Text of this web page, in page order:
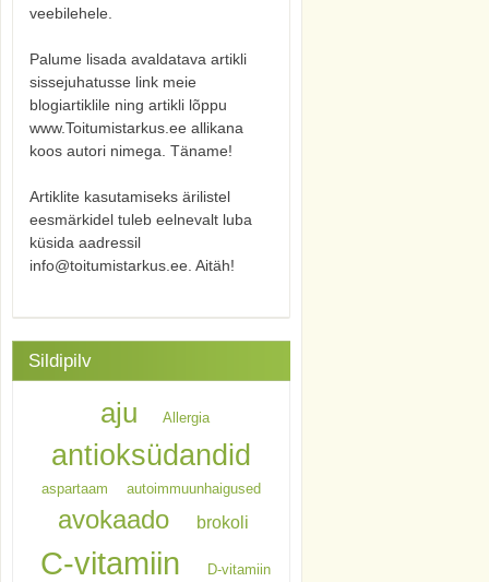
veebilehele.
Palume lisada avaldatava artikli
sissejuhatusse link meie
blogiartiklile ning artikli lõppu
www.Toitumistarkus.ee allikana
koos autori nimega. Täname!
Artiklite kasutamiseks ärilistel
eesmärkidel tuleb eelnevalt luba
küsida aadressil
info@toitumistarkus.ee. Aitäh!
Sildipilv
aju Allergia
antioksüdandid
aspartaam autoimmuunhaigused
avokaado brokoli
C-vitamiin D-vitamiin